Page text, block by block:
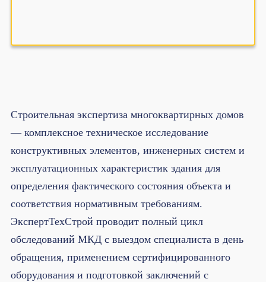
Строительная экспертиза многоквартирных домов
— комплексное техническое исследование
конструктивных элементов, инженерных систем и
эксплуатационных характеристик здания для
определения фактического состояния объекта и
соответствия нормативным требованиям.
ЭкспертТехСтрой проводит полный цикл
обследований МКД с выездом специалиста в день
обращения, применением сертифицированного
оборудования и подготовкой заключений с